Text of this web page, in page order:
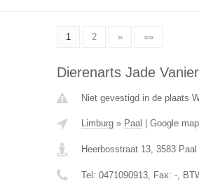
1 2 » »»
Dierenarts Jade
Niet gevestigd in de plaats
Limburg» Paal Google
Heerbosstraat 13, 3583 Paal
Tel: 0471090913, Fax: -,